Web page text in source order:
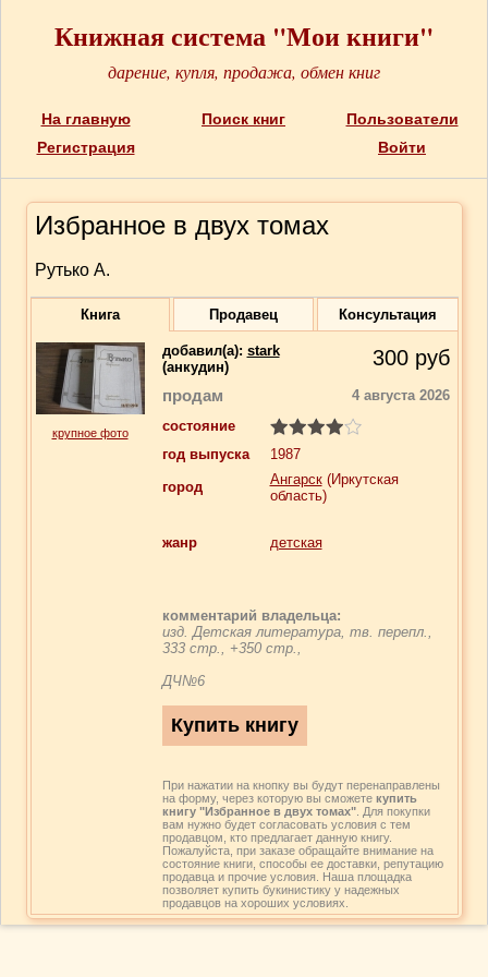
Книжная система "Мои книги"
дарение, купля, продажа, обмен книг
На главную Поиск книг
Пользователи
Регистрация
Войти
Избранное в двух томах
Рутько А.
Книга Продавец Консультация
крупное фото
добавил(a): stark
(анкудин)
300 руб
продам
4 августа 2026
состояние
год выпуска
1987
город
Ангарск(Иркутская
область)
жанр детская
комментарий владельца:
изд. Детская литература, тв. перепл.,
333 стр., +350 стр.,
ДЧ№6
При нажатии на кнопку вы будут перенаправлены
на форму, через которую вы сможете купить
книгу "Избранное в двух томах". Для покупки
вам нужно будет согласовать условия с тем
продавцом, кто предлагает данную книгу.
Пожалуйста, при заказе обращайте внимание на
состояние книги, способы ее доставки, репутацию
продавца и прочие условия. Наша площадка
позволяет купить букинистику у надежных
продавцов на хороших условиях.